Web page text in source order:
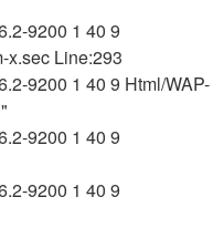
9200 1 40 9
x.sec Line:293
9200 1 40 9 Html/WAP-
9200 1 40 9
9200 1 40 9